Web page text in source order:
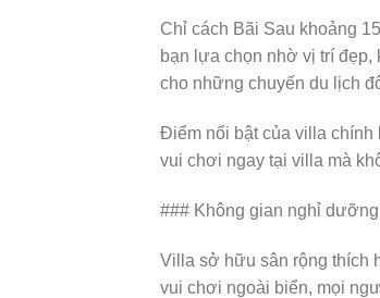
Chỉ cách Bãi Sau khoảng
bạn lựa chọn nhờ vị trí
cho những chuyến du lịch
Điểm nổi bật của villa chính
vui chơi ngay tại villa mà
### Không gian nghỉ
Villa sở hữu sân rộng thích
vui chơi ngoài biển, mọi